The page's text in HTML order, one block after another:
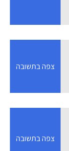
צפה בתשובה
צפה בתשובה